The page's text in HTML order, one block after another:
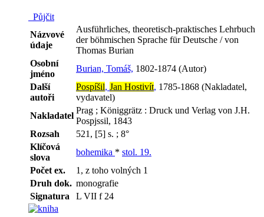
Půjčit
Názvové
údaje
Ausführliches, theoretisch-praktisches Lehrbuch
der böhmischen Sprache für Deutsche / von
Thomas Burian
Osobní
jméno
Burian, Tomáš, 1802-1874 (Autor)
Další
autoři
Pospíšil, Jan Hostivít, 1785-1868 (Nakladatel,
vydavatel)
Nakladatel
Prag ; Königgrätz : Druck und Verlag von J.H.
Pospjssil, 1843
Rozsah
521, [5] s. ; 8°
Klíčová
slova
bohemika * stol. 19.
Počet ex.
1, z toho volných 1
Druh dok. monografie
Signatura
L VII f 24